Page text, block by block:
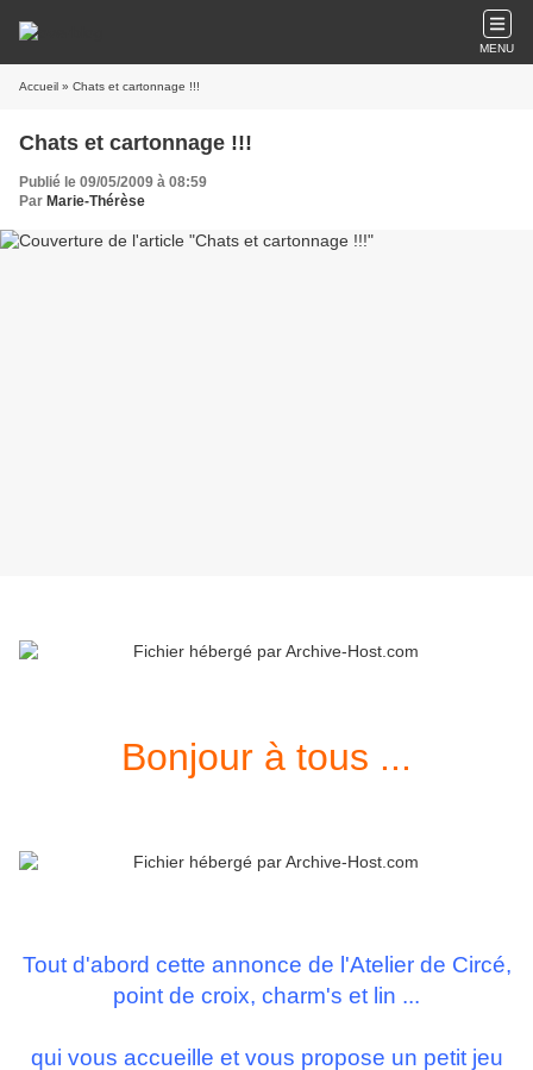
MENU
Accueil » Chats et cartonnage !!!
Chats et cartonnage !!!
Publié le 09/05/2009 à 08:59
Par Marie-Thérèse
Bonjour à tous ...
Tout d'abord cette annonce de l'Atelier de Circé,
point de croix, charm's et lin ...
qui vous accueille et vous propose un petit jeu